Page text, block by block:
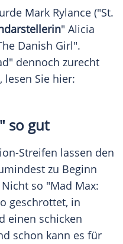
Mark Rylance ("St.
" Alicia
Danish Girl".
dennoch zurecht
lesen Sie hier:
" so gut
Streifen lassen den
zu Beginn
so "Mad Max:
geschrottet, in
einen schicken
schon kann es für